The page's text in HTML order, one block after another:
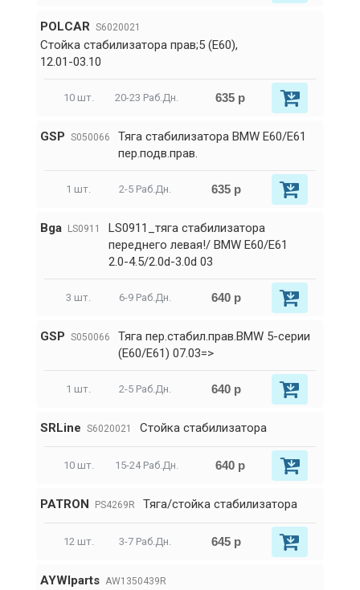
POLCAR S6020021
Стойка стабилизатора прав;5 (E60),
12.01-03.10
10 шт. 20-23 Раб.Дн. 635 р
GSP S050066
Тяга стабилизатора BMW E60/E61
пер.подв.прав.
1 шт. 2-5 Раб.Дн. 635 р
Bga LS0911
LS0911_тяга стабилизатора
переднего левая!/ BMW E60/E61
2.0-4.5/2.0d-3.0d 03
3 шт. 6-9 Раб.Дн. 640 р
GSP S050066
Тяга пер.стабил.прав.BMW 5-серии
(E60/E61) 07.03=>
1 шт. 2-5 Раб.Дн. 640 р
SRLine S6020021 Стойка стабилизатора
10 шт. 15-24 Раб.Дн. 640 р
PATRON PS4269R Тяга/стойка стабилизатора
12 шт. 3-7 Раб.Дн. 645 р
AYWIparts AW1350439R